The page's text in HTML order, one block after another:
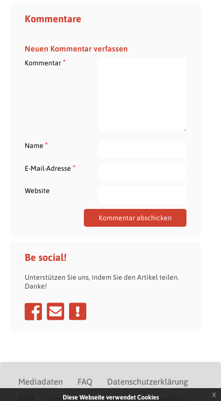
Kommentare
Neuen Kommentar verfassen
Kommentar*
Name *
E-Mail-Adresse *
Website
Be social!
Unterstützen Sie uns, indem Sie den Artikel teilen.
Danke!
Mediadaten FAQ
Datenschutzerklärung
Diese Webseite verwendet Cookies x